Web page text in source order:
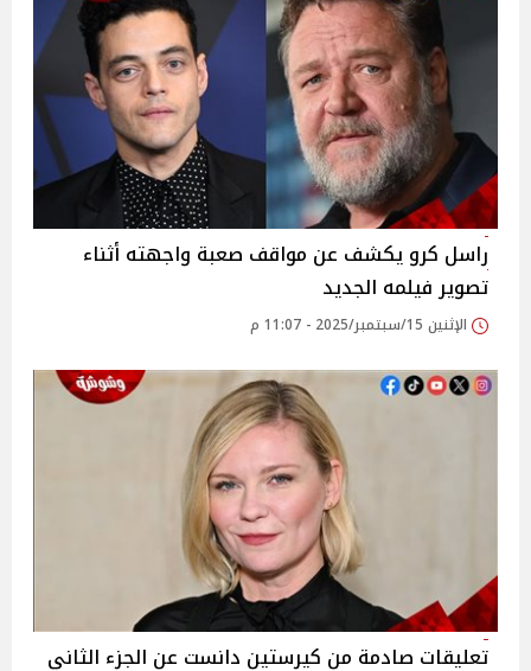
راسل كرو يكشف عن مواقف صعبة واجهته أثناء
تصوير فيلمه الجديد
الإثنين 15/سبتمبر/2025 - 11:07 م
تعليقات صادمة من كيرستين دانست عن الجزء الثاني